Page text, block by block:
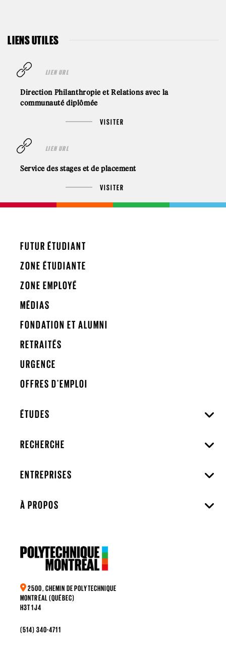
LIENS UTILES
LIEN URL
Direction Philanthropie et Relations avec la
communauté diplômée
VISITER
LIEN URL
Service des stages et de placement
VISITER
FUTUR ÉTUDIANT
ZONE ÉTUDIANTE
ZONE EMPLOYÉ
MÉDIAS
FONDATION ET ALUMNI
RETRAITÉS
URGENCE
OFFRES D'EMPLOI
ÉTUDES
RECHERCHE
ENTREPRISES
À PROPOS
2500, CHEMIN DE POLYTECHNIQUE
MONTRÉAL (QUÉBEC)
H3T 1J4
(514) 340-4711